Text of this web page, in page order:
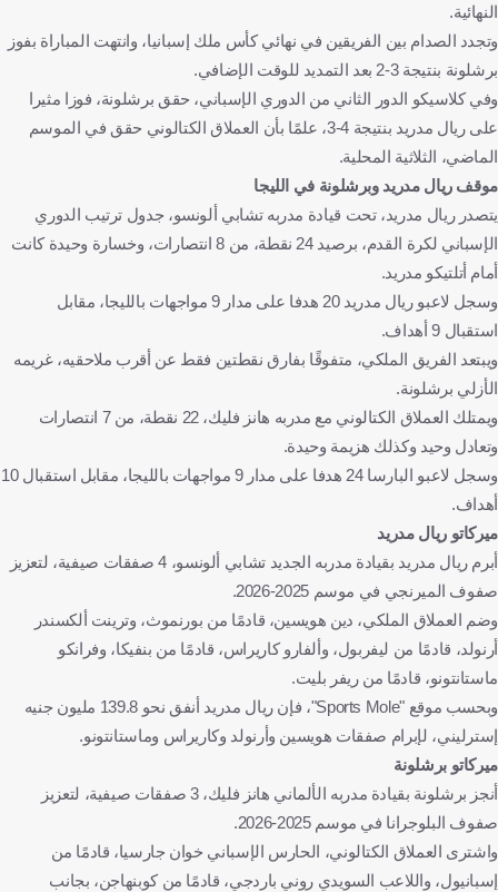
النهائية.
وتجدد الصدام بين الفريقين في نهائي كأس ملك إسبانيا، وانتهت المباراة بفوز
برشلونة بنتيجة 3-2 بعد التمديد للوقت الإضافي.
وفي كلاسيكو الدور الثاني من الدوري الإسباني، حقق برشلونة، فوزا مثيرا
على ريال مدريد بنتيجة 4-3، علمًا بأن العملاق الكتالوني حقق في الموسم
الماضي، الثلاثية المحلية.
موقف ريال مدريد وبرشلونة في الليجا
يتصدر ريال مدريد، تحت قيادة مدربه تشابي ألونسو، جدول ترتيب الدوري
الإسباني لكرة القدم، برصيد 24 نقطة، من 8 انتصارات، وخسارة وحيدة كانت
أمام أتلتيكو مدريد.
وسجل لاعبو ريال مدريد 20 هدفا على مدار 9 مواجهات بالليجا، مقابل
استقبال 9 أهداف.
ويبتعد الفريق الملكي، متفوقًا بفارق نقطتين فقط عن أقرب ملاحقيه، غريمه
الأزلي برشلونة.
ويمتلك العملاق الكتالوني مع مدربه هانز فليك، 22 نقطة، من 7 انتصارات
وتعادل وحيد وكذلك هزيمة وحيدة.
وسجل لاعبو البارسا 24 هدفا على مدار 9 مواجهات بالليجا، مقابل استقبال 10
أهداف.
ميركاتو ريال مدريد
أبرم ريال مدريد بقيادة مدربه الجديد تشابي ألونسو، 4 صفقات صيفية، لتعزيز
صفوف الميرنجي في موسم 2025-2026.
وضم العملاق الملكي، دين هويسين، قادمًا من بورنموث، وترينت ألكسندر
أرنولد، قادمًا من ليفربول، وألفارو كاريراس، قادمًا من بنفيكا، وفرانكو
ماستانتونو، قادمًا من ريفر بليت.
وبحسب موقع "Sports Mole"، فإن ريال مدريد أنفق نحو 139.8 مليون جنيه
إسترليني، لإبرام صفقات هويسين وأرنولد وكاريراس وماستانتونو.
ميركاتو برشلونة
أنجز برشلونة بقيادة مدربه الألماني هانز فليك، 3 صفقات صيفية، لتعزيز
صفوف البلوجرانا في موسم 2025-2026.
واشترى العملاق الكتالوني، الحارس الإسباني خوان جارسيا، قادمًا من
إسبانيول، واللاعب السويدي روني باردجي، قادمًا من كوبنهاجن، بجانب